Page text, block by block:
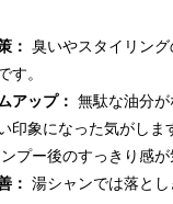
： 臭いやスタイリン
す。
アップ： 無駄な油分
印象になった気がしま
プー後のすっきり感
： 湯シャンでは落と